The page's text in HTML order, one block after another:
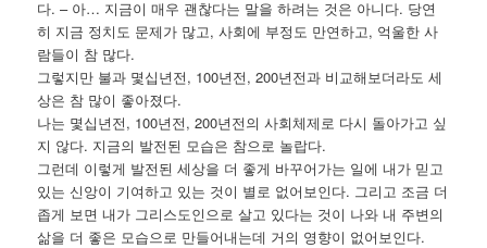
다. – 아… 지금이 매우 괜찮다는 말을 하려는 것은 아니다. 당연
히 지금 정치도 문제가 많고, 사회에 부정도 만연하고, 억울한 사
람들이 참 많다.
그렇지만 불과 몇십년전, 100년전, 200년전과 비교해보더라도 세
상은 참 많이 좋아졌다.
나는 몇십년전, 100년전, 200년전의 사회체제로 다시 돌아가고 싶
지 않다. 지금의 발전된 모습은 참으로 놀랍다.
그런데 이렇게 발전된 세상을 더 좋게 바꾸어가는 일에 내가 믿고
있는 신앙이 기여하고 있는 것이 별로 없어보인다. 그리고 조금 더
좁게 보면 내가 그리스도인으로 살고 있다는 것이 나와 내 주변의
삶을 더 좋은 모습으로 만들어내는데 거의 영향이 없어보인다.